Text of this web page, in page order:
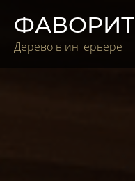
ФАВОРИТ
Дерево в интерьере